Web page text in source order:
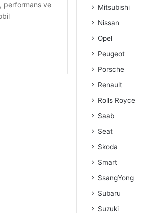
performans ve
Mitsubishi
Nissan
Opel
Peugeot
Porsche
Renault
Rolls Royce
Saab
Seat
Skoda
Smart
SsangYong
Subaru
Suzuki